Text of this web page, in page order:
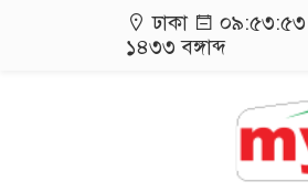
ঢাকা
১৪৩৩ বঙ্গাব্দ